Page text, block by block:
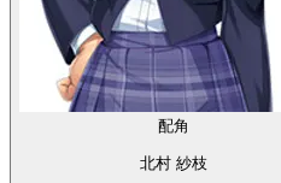
配角
北村 紗枝